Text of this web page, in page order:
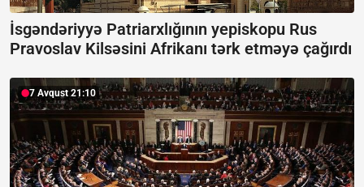
İsgəndəriyyə Patriarxlığının yepiskopu Rus
Pravoslav Kilsəsini Afrikanı tərk etməyə çağırdı
7 Avqust 21:10